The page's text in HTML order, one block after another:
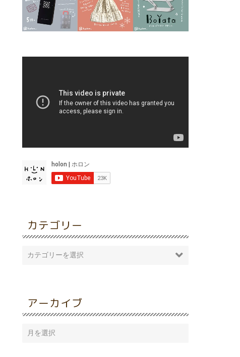
カテゴリー
アーカイブ